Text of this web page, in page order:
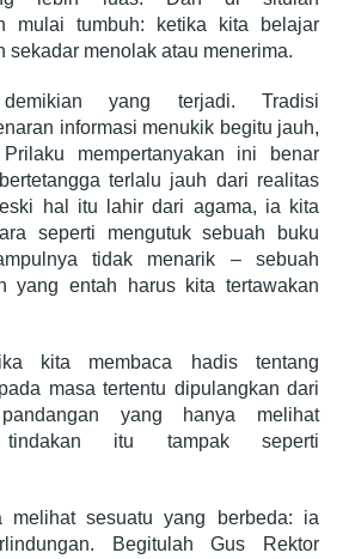
mulai tumbuh: ketika kita belajar
sekadar menolak atau menerima.
yang terjadi. Tradisi
informasi menukik begitu jauh,
mempertanyakan ini benar
terlalu jauh dari realitas
hal itu lahir dari agama, ia kita
seperti mengutuk sebuah buku
tidak menarik – sebuah
yang entah harus kita tertawakan
kita membaca hadis tentang
masa tertentu dipulangkan dari
yang hanya melihat
tindakan itu tampak seperti
melihat sesuatu yang berbeda: ia
Begitulah Gus Rektor